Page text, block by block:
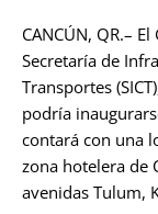
CANCÚN, QR.–
Secretaría de
Transportes
podría
contará con una
zona hotelera de
avenidas Tulum,